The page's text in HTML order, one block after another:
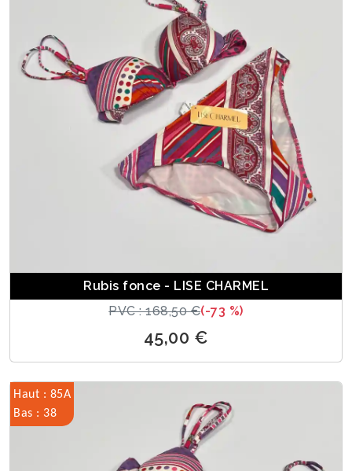
Rubis fonce - LISE CHARMEL
PVC : 168,50 €(-73 %)
45,00 €
Haut : 85A
Bas : 38